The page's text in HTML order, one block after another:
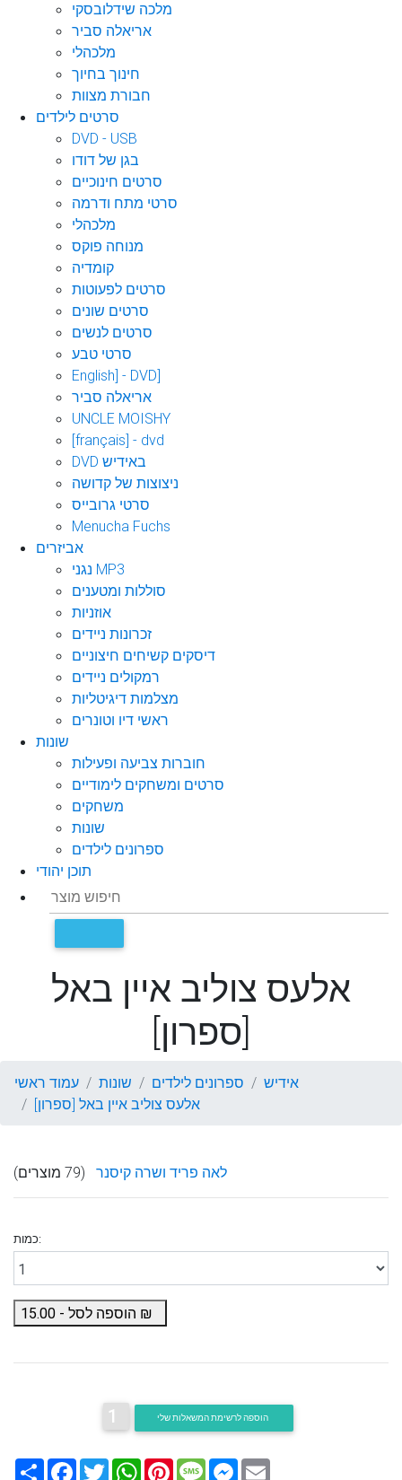
מלכה שידלובסקי
אריאלה סביר
מלכהלי
חינוך בחיוך
חבורת מצוות
סרטים לילדים
DVD - USB
בגן של דודו
סרטים חינוכיים
סרטי מתח ודרמה
מלכהלי
מנוחה פוקס
קומדיה
סרטים לפעוטות
סרטים שונים
סרטים לנשים
סרטי טבע
English] - DVD]
אריאלה סביר
UNCLE MOISHY
[français] - dvd
DVD באידיש
ניצוצות של קדושה
סרטי גרובייס
Menucha Fuchs
אביזרים
נגני MP3
סוללות ומטענים
אוזניות
זכרונות ניידים
דיסקים קשיחים חיצוניים
רמקולים ניידים
מצלמות דיגיטליות
ראשי דיו וטונרים
שונות
חוברות צביעה ופעילות
סרטים ומשחקים לימודיים
משחקים
שונות
ספרונים לילדים
תוכן יהודי
אלעס צוליב איין באל
[ספרון]
עמוד ראשי שונות ספרונים לילדים
אידיש
אלעס צוליב איין באל [ספרון]
לאה פריד ושרה קיסנר (79 מוצרים)
כמות:
הוספה לסל - 15.00
1
שתף Facebook
TwitterWhatsApp
PinterestMessageMessenger